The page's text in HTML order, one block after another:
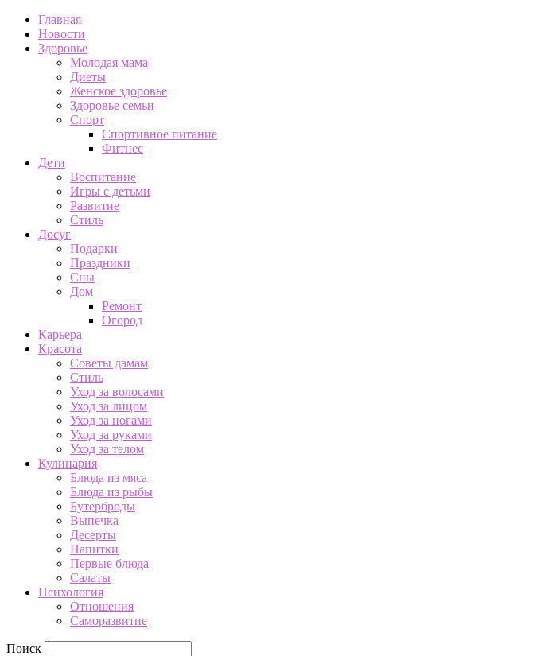
Главная
Новости
Здоровье
Молодая мама
Диеты
Женское здоровье
Здоровье семьи
Спорт
Спортивное питание
Фитнес
Дети
Воспитание
Игры с детьми
Развитие
Стиль
Досуг
Подарки
Праздники
Сны
Дом
Ремонт
Огород
Карьера
Красота
Советы дамам
Стиль
Уход за волосами
Уход за лицом
Уход за ногами
Уход за руками
Уход за телом
Кулинария
Блюда из мяса
Блюда из рыбы
Бутерброды
Выпечка
Десерты
Напитки
Первые блюда
Салаты
Психология
Отношения
Саморазвитие
Поиск